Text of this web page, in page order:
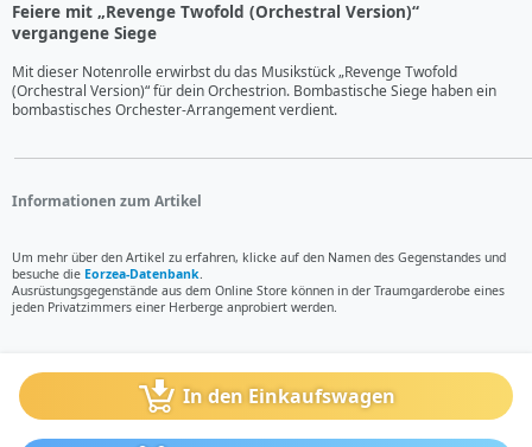
Feiere mit „Revenge Twofold (Orchestral Version)“
vergangene Siege
Mit dieser Notenrolle erwirbst du das Musikstück „Revenge Twofold
(Orchestral Version)“ für dein Orchestrion. Bombastische Siege haben ein
bombastisches Orchester-Arrangement verdient.
Informationen zum Artikel
Um mehr über den Artikel zu erfahren, klicke auf den Namen des Gegenstandes und
besuche die Eorzea-Datenbank.
Ausrüstungsgegenstände aus dem Online Store können in der Traumgarderobe eines
jeden Privatzimmers einer Herberge anprobiert werden.
In den Einkaufswagen